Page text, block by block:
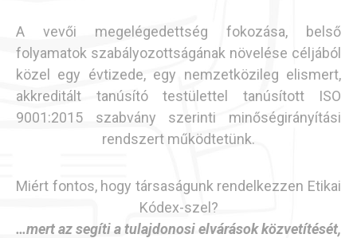
A vevői megelégedettség fokozása, belső
folyamatok szabályozottságának növelése céljából
közel egy évtizede, egy nemzetközileg elismert,
akkreditált tanúsító testülettel tanúsított ISO
9001:2015 szabvány szerinti minőségirányítási
rendszert működtetünk.
Miért fontos, hogy társaságunk rendelkezzen Etikai
Kódex-szel?
…mert az segíti a tulajdonosi elvárások közvetítését,